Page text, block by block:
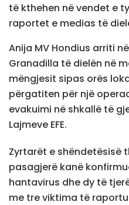
të kthehen në vendet e
raportet e medias të
Anija MV Hondius arriti
Granadilla të dielën në
mëngjesit sipas orës
përgatiten për një
evakuimi në shkallë të
Lajmeve EFE.
Zyrtarët e shëndetësisë
pasagjerë kanë
hantavirus dhe dy të
me tre viktima të